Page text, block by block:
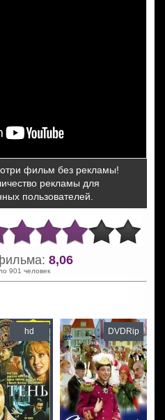
фильм без рекламы!
рекламы для
пользователей.
8,06
901 человек
hd DVDRip